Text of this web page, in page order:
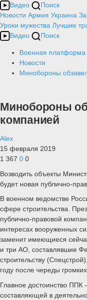
Видео
Поиск
Новости Армия Украина
Уроки мужества Лучшие
Видео
Поиск
Военная платформа
Новости
Минобороны
Минобороны
компанией
Alex
15 февраля 2019
1 367 0 0
Возводить объекты
будет новая публично-
В военном ведомстве
сфере строительства.
публично-правовой
интересах вооруженных
заменит имеющиеся
и три АО, составлявшие
строительству
году после череды
Главное достоинство ППК
составляющей в